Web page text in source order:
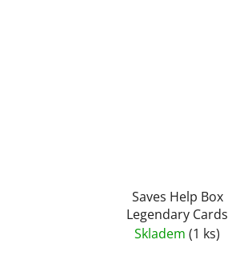
Saves Help Box
Legendary Cards
Skladem (1 ks)